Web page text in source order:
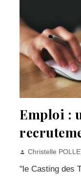
Emploi :
Christelle
"le Casting des